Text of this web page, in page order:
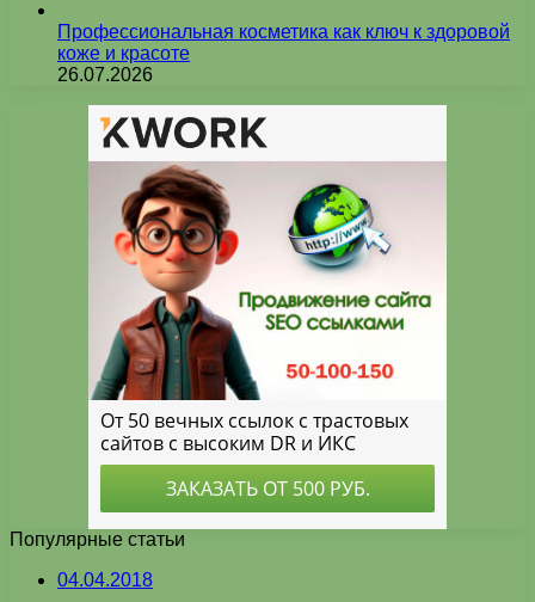
Профессиональная косметика как ключ к здоровой
коже и красоте
26.07.2026
Популярные статьи
04.04.2018